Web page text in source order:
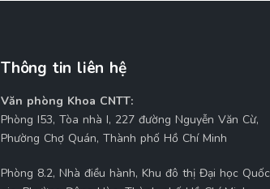
Thông tin liên hệ
Văn phòng Khoa CNTT:
Phòng I53, Tòa nhà I, 227 đường Nguyễn Văn Cừ,
Phường Chợ Quán, Thành phố Hồ Chí Minh
Phòng 8.2, Nhà điều hành, Khu đô thị Đại học Quốc